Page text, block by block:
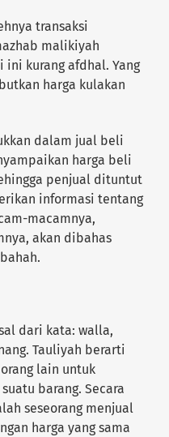
transaksi
malikiyah
kurang afdhal. Yang
harga kulakan
dalam jual beli
harga beli
penjual dituntut
informasi tentang
macamnya,
akan dibahas
dari kata: walla,
Tauliyah berarti
lain untuk
barang. Secara
seseorang menjual
harga yang sama